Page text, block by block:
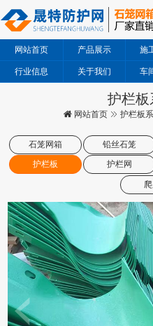
网站首页 产品展示 施
行业信息 关于我们 车
护栏板
网站首页 护栏板
石笼网箱 铅丝石笼
护栏板 护栏网